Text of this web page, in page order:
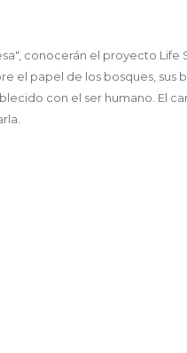
conocerán el proyecto Life
el papel de los bosques, sus
con el ser humano. El